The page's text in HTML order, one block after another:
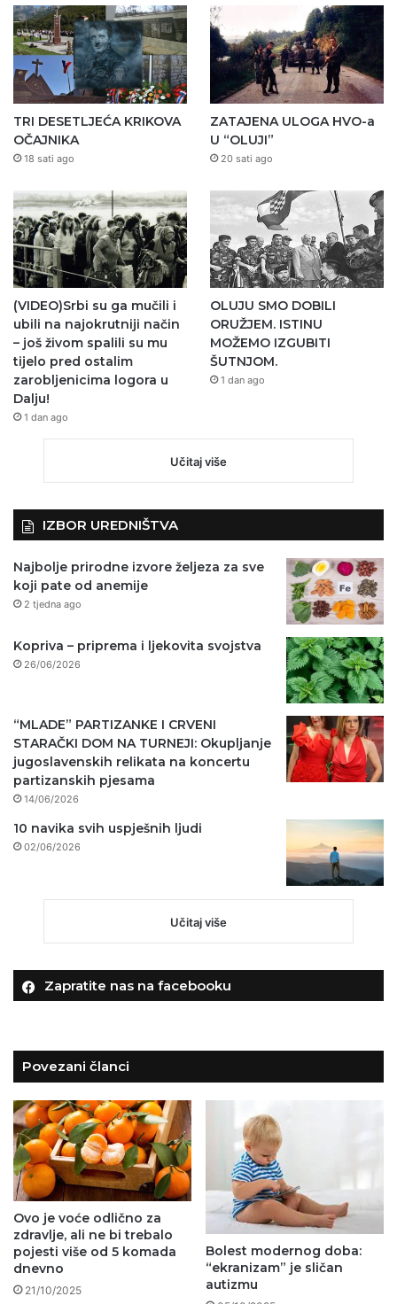
TRI DESETLJEĆA KRIKOVA
OČAJNIKA
18 sati ago
ZATAJENA ULOGA HVO-a
U “OLUJI”
20 sati ago
(VIDEO)Srbi su ga mučili i
ubili na najokrutniji način
– još živom spalili su mu
tijelo pred ostalim
zarobljenicima logora u
Dalju!
1 dan ago
OLUJU SMO DOBILI
ORUŽJEM. ISTINU
MOŽEMO IZGUBITI
ŠUTNJOM.
1 dan ago
Učitaj više
IZBOR UREDNIŠTVA
Najbolje prirodne izvore željeza za sve
koji pate od anemije
2 tjedna ago
Kopriva – priprema i ljekovita svojstva
26/06/2026
“MLADE” PARTIZANKE I CRVENI
STARAČKI DOM NA TURNEJI: Okupljanje
jugoslavenskih relikata na koncertu
partizanskih pjesama
14/06/2026
10 navika svih uspješnih ljudi
02/06/2026
Učitaj više
Zapratite nas na facebooku
Povezani članci
Ovo je voće odlično za
zdravlje, ali ne bi trebalo
pojesti više od 5 komada
dnevno
21/10/2025
Bolest modernog doba:
“ekranizam” je sličan
autizmu